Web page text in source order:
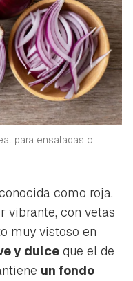
para ensaladas o
como roja,
vibrante, con vetas
muy vistoso en
y dulce que el de
un fondo